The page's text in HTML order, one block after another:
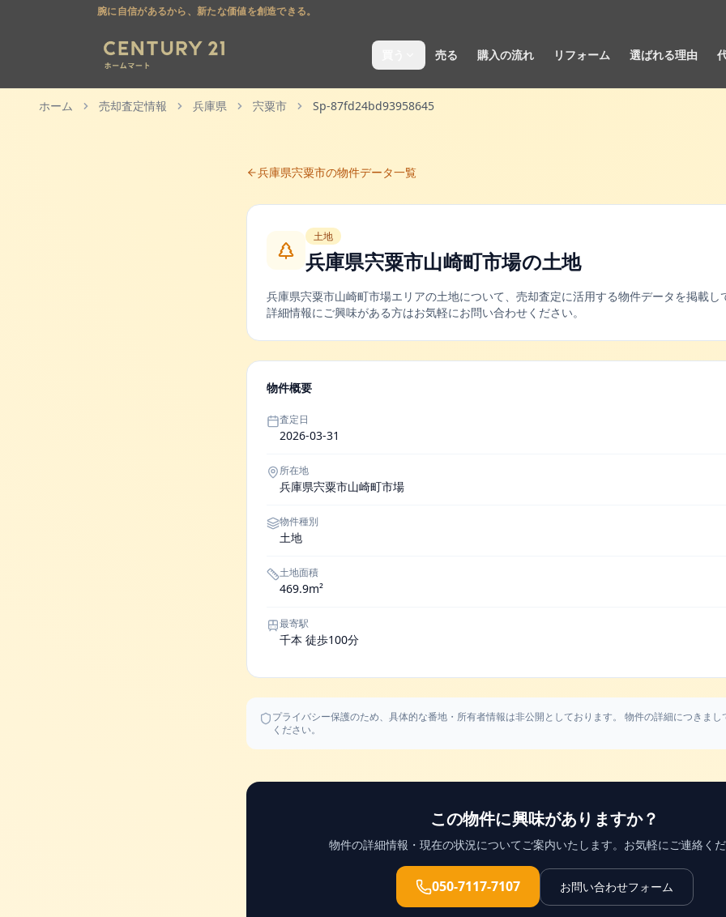
腕に自信があるから、新たな価値を創造できる。
売る 購入の流れ リフォーム 選ばれる理由
ホーム 売却査定情報 兵庫県 宍粟市 Sp-87fd24bd93958645
兵庫県宍粟市の物件データ一覧
土地
兵庫県宍粟市山崎町市場の土地
兵庫県宍粟市山崎町市場エリアの土地について、売却査定に活用する物件データを掲載し
詳細情報にご興味がある方はお気軽にお問い合わせください。
物件概要
査定日
2026-03-31
所在地
兵庫県宍粟市山崎町市場
物件種別
土地
土地面積
469.9m²
最寄駅
千本 徒歩100分
プライバシー保護のため、具体的な番地・所有者情報は非公開としております。 物件の詳細につきま
ください。
この物件に興味がありますか？
物件の詳細情報・現在の状況についてご案内いたします。お気軽にご連絡く
050-7117-7107 お問い合わせフォーム